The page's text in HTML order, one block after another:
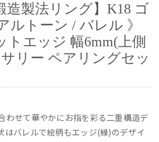
造製法リング】K18 ゴ
ルトーン / バレル 》
トエッジ 幅6mm(上側
リー ペアリングセッ
わせて華やかにお指を彩る二重構造デ
はバレルで絵柄もエッジ(縁)のデザイ